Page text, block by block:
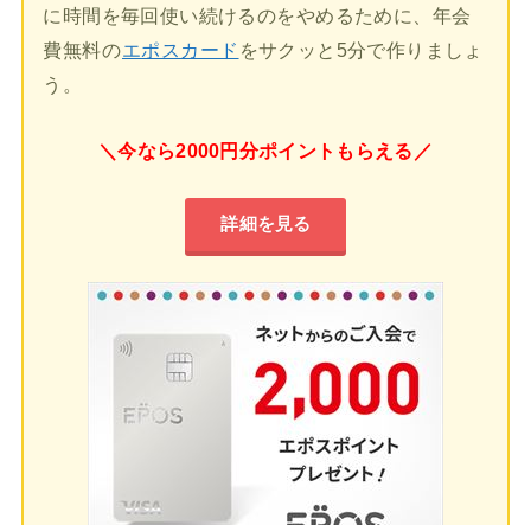
に時間を毎回使い続けるのをやめるために、年会
費無料のエポスカード をサクッと5分で作りましょ
う。
＼今なら2000円分ポイントもらえる／
詳細を見る